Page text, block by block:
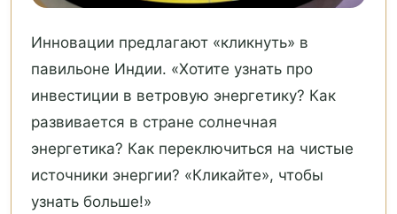
Инновации предлагают «кликнуть» в
павильоне Индии. «Хотите узнать про
инвестиции в ветровую энергетику? Как
развивается в стране солнечная
энергетика? Как переключиться на чистые
источники энергии? «Кликайте», чтобы
узнать больше!»